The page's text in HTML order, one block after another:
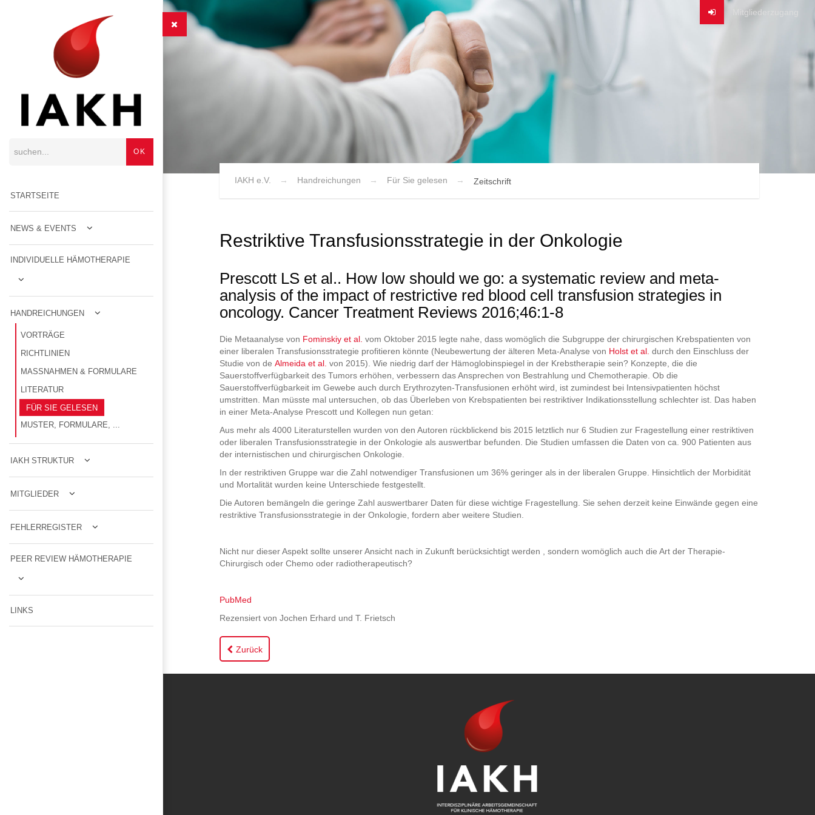
IAKH e.V. Handreichungen Für Sie gelesen Zeitschrift
Restriktive Transfusionsstrategie in der Onkologie
Prescott LS et al.. How low should we go: a systematic review and meta-
analysis of the impact of restrictive red blood cell transfusion strategies in
oncology. Cancer Treatment Reviews 2016;46:1-8
Die Metaanalyse von Fominskiy et al. vom Oktober 2015 legte nahe, dass womöglich die Subgruppe der chirurgischen Krebspatienten von
einer liberalen Transfusionsstrategie profitieren könnte (Neubewertung der älteren Meta-Analyse von Holst et al. durch den Einschluss der
Studie von de Almeida et al. von 2015). Wie niedrig darf der Hämoglobinspiegel in der Krebstherapie sein? Konzepte, die die
Sauerstoffverfügbarkeit des Tumors erhöhen, verbessern das Ansprechen von Bestrahlung und Chemotherapie. Ob die
Sauerstoffverfügbarkeit im Gewebe auch durch Erythrozyten-Transfusionen erhöht wird, ist zumindest bei Intensivpatienten höchst
umstritten. Man müsste mal untersuchen, ob das Überleben von Krebspatienten bei restriktiver Indikationsstellung schlechter ist. Das haben
in einer Meta-Analyse Prescott und Kollegen nun getan:
Aus mehr als 4000 Literaturstellen wurden von den Autoren rückblickend bis 2015 letztlich nur 6 Studien zur Fragestellung einer restriktiven
oder liberalen Transfusionsstrategie in der Onkologie als auswertbar befunden. Die Studien umfassen die Daten von ca. 900 Patienten aus
der internistischen und chirurgischen Onkologie.
In der restriktiven Gruppe war die Zahl notwendiger Transfusionen um 36% geringer als in der liberalen Gruppe. Hinsichtlich der Morbidität
und Mortalität wurden keine Unterschiede festgestellt.
Die Autoren bemängeln die geringe Zahl auswertbarer Daten für diese wichtige Fragestellung. Sie sehen derzeit keine Einwände gegen eine
restriktive Transfusionsstrategie in der Onkologie, fordern aber weitere Studien.
Nicht nur dieser Aspekt sollte unserer Ansicht nach in Zukunft berücksichtigt werden , sondern womöglich auch die Art der Therapie-
Chirurgisch oder Chemo oder radiotherapeutisch?
PubMed
Rezensiert von Jochen Erhard und T. Frietsch
Zurück
STARTSEITE
NEWS & EVENTS
INDIVIDUELLE HÄMOTHERAPIE
HANDREICHUNGEN
VORTRÄGE
RICHTLINIEN
MASSNAHMEN & FORMULARE
LITERATUR
FÜR SIE GELESEN
MUSTER, FORMULARE, ...
IAKH STRUKTUR
MITGLIEDER
FEHLERREGISTER
PEER REVIEW HÄMOTHERAPIE
LINKS